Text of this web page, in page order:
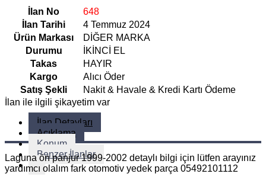
İlan No
648
İlan Tarihi
4 Temmuz 2024
Ürün Markası
DİĞER MARKA
Durumu
İKİNCİ EL
Takas
HAYIR
Kargo
Alıcı Öder
Satış Şekli
Nakit & Havale & Kredi Kartı Ödeme
İlan ile ilgili şikayetim var
İlan Detayları
Açıklama
Konum
Benzer İlanlar
Laguna ön panjur 1999-2002 detaylı bilgi için lütfen arayınız
yardımcı olalım fark otomotiv yedek parça 05492101112